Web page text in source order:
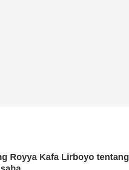
Royya Kafa Lirboyo tentang